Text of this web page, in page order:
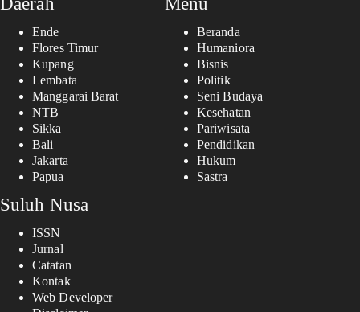
Ende
Flores Timur
Kupang
Lembata
Manggarai Barat
NTB
Sikka
Bali
Jakarta
Papua
Beranda
Humaniora
Bisnis
Politik
Seni Budaya
Kesehatan
Pariwisata
Pendidikan
Hukum
Sastra
Suluh Nusa
ISSN
Jurnal
Catatan
Kontak
Web Developer